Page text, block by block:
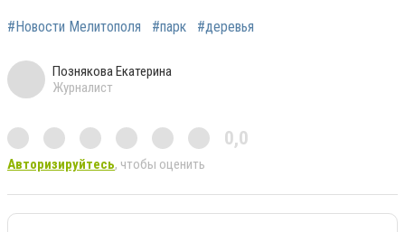
#Новости Мелитополя #парк #деревья
Познякова Екатерина
Журналист
0,0
Авторизируйтесь, чтобы оценить